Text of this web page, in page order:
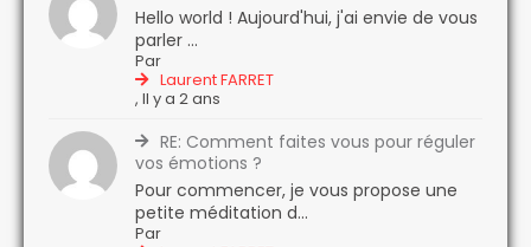
Hello world ! Aujourd'hui, j'ai envie de vous
parler ...
Par
Laurent FARRET
,Il y a 2 ans
RE: Comment faites vous pour réguler
vos émotions ?
Pour commencer, je vous propose une
petite méditation d...
Par